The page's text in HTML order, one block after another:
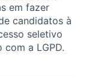
em fazer
candidatos à
seletivo
a LGPD.